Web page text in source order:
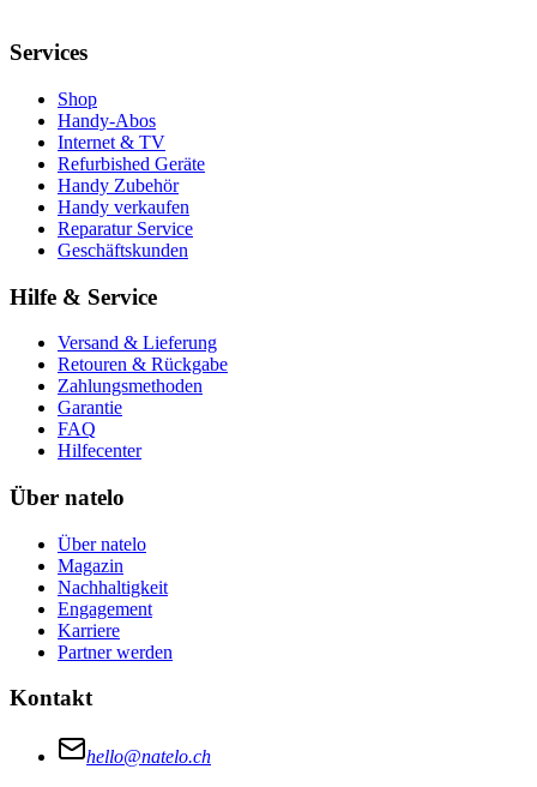
Services
Shop
Handy-Abos
Internet & TV
Refurbished Geräte
Handy Zubehör
Handy verkaufen
Reparatur Service
Geschäftskunden
Hilfe & Service
Versand & Lieferung
Retouren & Rückgabe
Zahlungsmethoden
Garantie
FAQ
Hilfecenter
Über natelo
Über natelo
Magazin
Nachhaltigkeit
Engagement
Karriere
Partner werden
Kontakt
hello@natelo.ch